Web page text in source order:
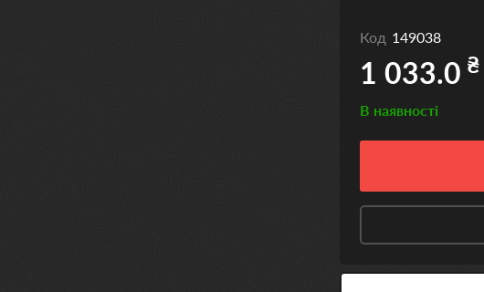
Код 149038
1 033.0 ₴
В наявності